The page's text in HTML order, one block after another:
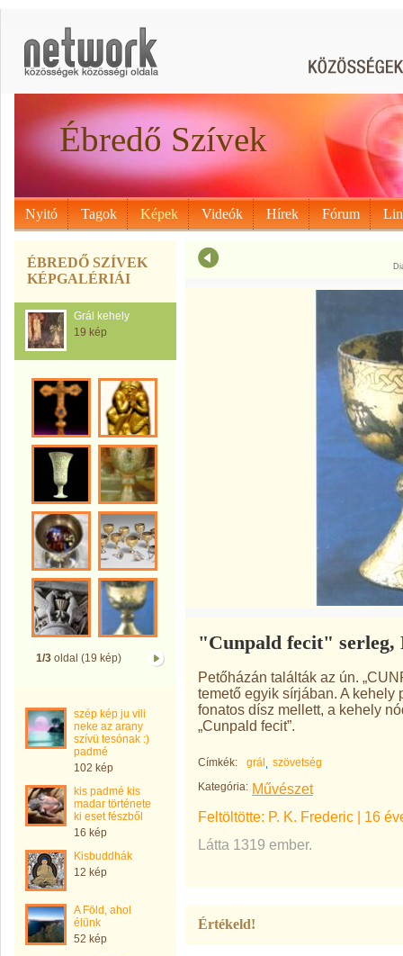
Ébredő Szívek
Nyitó Tagok Képek Videók Hírek Fórum
ÉBREDŐ SZÍVEK
KÉPGALÉRIÁI
Grál kehely
19 kép
1/3oldal (19 kép)
szép kép ju vili
neke az arany
szívü tesónak :)
padmé
102 kép
kis padmé kis
madar története
ki eset fészből
16 kép
Kisbuddhák
12 kép
A Föld, ahol
élünk
52 kép
"Cunpald fecit" serleg,
Petőházán találták az ún.
temető egyik sírjában. A kehely
fonatos dísz mellett, a kehely
„Cunpald fecit”.
Címkék: grál
szövetség
Kategória: Művészet
Feltöltötte: P. K. Frederic | 16
Látta 1319 ember.
Értékeld!